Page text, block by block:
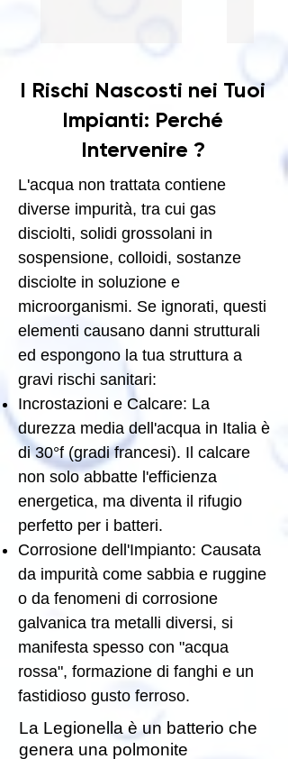
I Rischi Nascosti nei Tuoi
Impianti: Perché
Intervenire ?
L'acqua non trattata contiene
diverse impurità, tra cui gas
disciolti, solidi grossolani in
sospensione, colloidi, sostanze
disciolte in soluzione e
microorganismi. Se ignorati, questi
elementi causano danni strutturali
ed espongono la tua struttura a
gravi rischi sanitari:
Incrostazioni e Calcare: La
durezza media dell'acqua in Italia è
di 30°f (gradi francesi). Il calcare
non solo abbatte l'efficienza
energetica, ma diventa il rifugio
perfetto per i batteri.
Corrosione dell'Impianto: Causata
da impurità come sabbia e ruggine
o da fenomeni di corrosione
galvanica tra metalli diversi, si
manifesta spesso con "acqua
rossa", formazione di fanghi e un
fastidioso gusto ferroso.
La Legionella è un batterio che
genera una polmonite